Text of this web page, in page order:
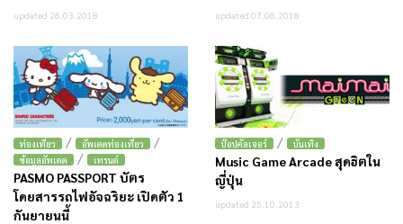
updated 26.03.2018 updated 07.08.2018
ท่องเที่ยว / อัพเดตท่องเที่ยว /
ข้อมูลอัพเดต / เทรนด์
PASMO PASSPORT บัตร
โดยสารรถไฟอัจฉริยะ เปิดตัว 1
กันยายนนี้
ป๊อปคัลเจอร์ / บันเทิง
Music Game Arcade สุดฮิตใน
ญี่ปุ่น
updated 25.10.2013